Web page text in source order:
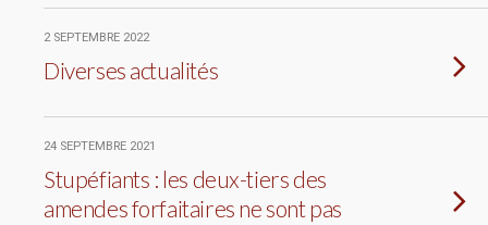
2 SEPTEMBRE 2022
Diverses actualités
24 SEPTEMBRE 2021
Stupéfiants : les deux-tiers des
amendes forfaitaires ne sont pas